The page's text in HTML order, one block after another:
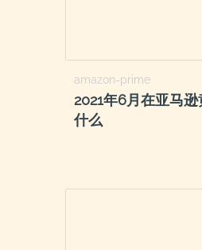
amazon-prime
2021年6月在亚马
什么